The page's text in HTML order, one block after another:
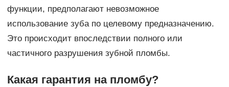
функции, предполагают невозможное
использование зуба по целевому предназначению.
Это происходит впоследствии полного или
частичного разрушения зубной пломбы.
Какая гарантия на пломбу?